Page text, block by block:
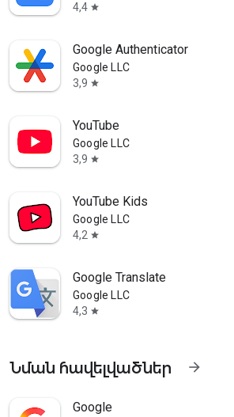
4,4 star
Google Authenticator
Google LLC
3,9 star
YouTube
Google LLC
3,9 star
YouTube Kids
Google LLC
4,2 star
Google Translate
Google LLC
4,3 star
Նման հավելվածներ arrow_forward
Google